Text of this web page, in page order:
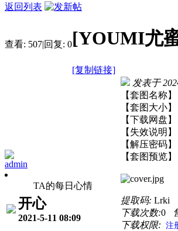
返回列表
查看: 507|回复: 0[YOUMI尤
[复制链接]
admin
TA的每日心情
开心
2021-5-11 08:09
发表于
【套图名称
【套图大小
【下载网盘
【失效说明
【解压密码
【套图预览
提取码: Lrki
下载次数:0
下载权限: 注